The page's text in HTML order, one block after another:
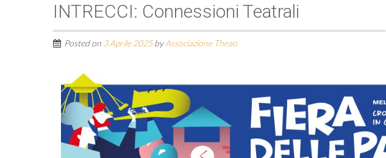
INTRECCI: Connessioni Teatrali
Posted on 3 Aprile 2025byAssociazione Theao